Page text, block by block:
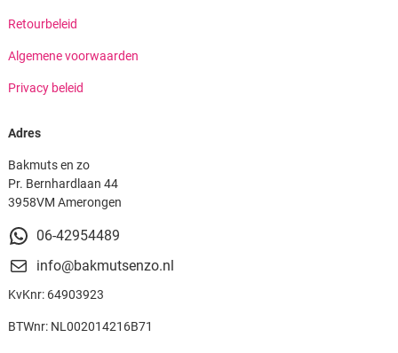
Retourbeleid
Algemene voorwaarden
Privacy beleid
Adres
Bakmuts en zo
Pr. Bernhardlaan 44
3958VM Amerongen
06-42954489
info@bakmutsenzo.nl
KvKnr: 64903923
BTWnr: NL002014216B71